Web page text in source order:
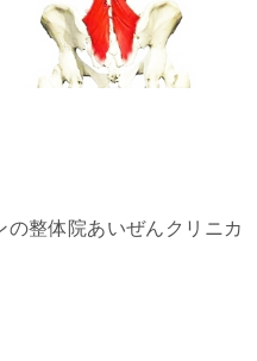
の整体院あいぜんクリニカ